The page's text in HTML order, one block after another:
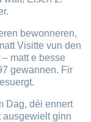
bewonneren,
Visitte vun den
matt e besse
gewannen. Fir
Dag, déi ennert
ausgewielt ginn